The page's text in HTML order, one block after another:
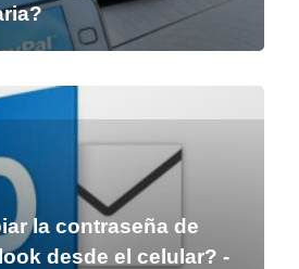
la contraseña de
desde el celular? -